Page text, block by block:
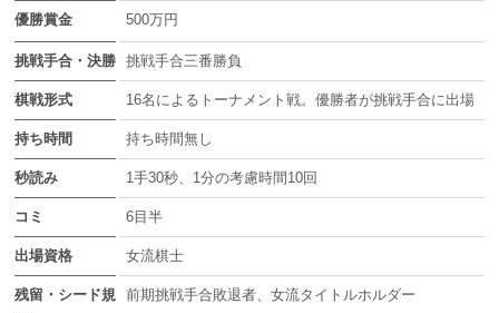
優勝賞金 500万円
挑戦手合・決勝 挑戦手合三番勝負
棋戦形式 16名によるトーナメント戦。優勝者が挑戦手合に出場
持ち時間 持ち時間無し
秒読み 1手30秒、1分の考慮時間10回
コミ 6目半
出場資格 女流棋士
残留・シード規 前期挑戦手合敗退者、女流タイトルホルダー